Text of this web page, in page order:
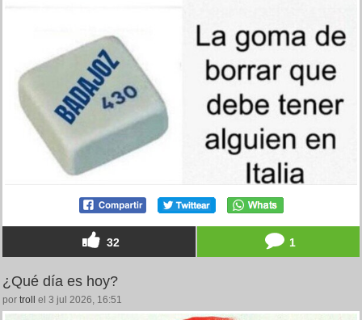
32 1
¿Qué día es hoy?
por troll el 3 jul 2026, 16:51